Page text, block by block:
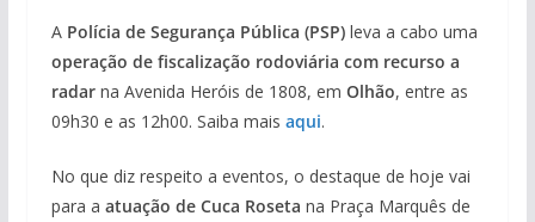
A Polícia de Segurança Pública (PSP)leva a cabo uma
operação de fiscalização rodoviária com recurso a
radarna Avenida Heróis de 1808, em Olhão, entre as
09h30 e as 12h00. Saiba mais aqui.
No que diz respeito a eventos, o destaque de hoje vai
para a atuação de Cuca Roseta na Praça Marquês de